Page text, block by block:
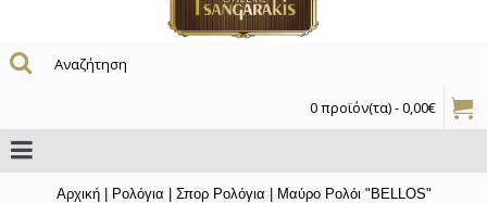
0 προϊόν(τα) - 0,00€
Αρχική | Ρολόγια | Σπορ Ρολόγια | Μαύρο Ρολόι "BELLOS"